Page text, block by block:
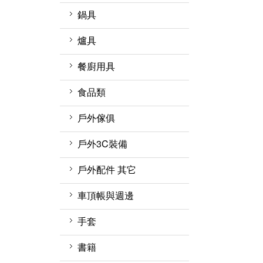
分力盤
滑輪
下降器/確保器
扁帶 扁帶環 繩環 腳環
鉤環 連接環
頭盔 安全帽 與週邊
防墜器 FALL
ARRESTERS
短袖排汗衫
雨衣 防水褲
背心
羽絨外套
軟殼外套
風衣外套
保暖外套(刷毛 化纖)
兩件式防水外套
單件式防水外套
登頂包
單肩休閒背包
側背包
戰術背包
背架式背包
休閒背包
背包週邊
登山背包(50L以上)
防水背包
手電筒
燈條
登山杖配件週邊
水袋
保溫瓶
水壺水袋週邊
吸管水袋
4人以上 帳篷
炊事帳 客廳帳
衛浴帳
帳篷週邊
天幕 地布
化纖睡袋 蓋毯
睡袋內套
吊床與吊床週邊
睡眠用具週邊
行軍床
露宿袋
枕頭
充氣睡墊
折疊睡墊
羽絨睡袋 蓋毯
鍋具
鍋具週邊
不鏽鋼鍋
鋁合金鍋
聚熱強效鍋 效率系統鍋
茶壺
煎盤 烤盤
爐具
瓦斯爐
瓦斯
卡式爐
汽化爐
柴火爐 焚火台
爐具週邊
蜘蛛爐(分離式瓦斯爐)
登頂爐(直立式瓦斯爐)
餐廚用具
匙叉筷
鍋杓鏟
餐廚網
杯子
保溫保冷袋、箱
刀具
碗盤
食品類
戶外傢俱
桌
椅
層架系列
戶外傢俱週邊
戶外3C裝備
戶外配件 其它
護膝 綁腿 護脛
雨傘
工具鉗
車頂帳與週邊
車頂帳
車頂架
手套
健行手套
書籍